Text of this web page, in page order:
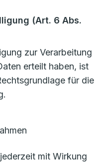
(Art. 6 Abs.
zur Verarbeitung
erteilt haben, ist
für die
mit Wirkung